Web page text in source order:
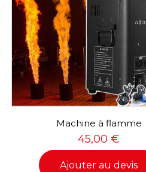
Machine à flamme
45,00€
Ajouter au devis